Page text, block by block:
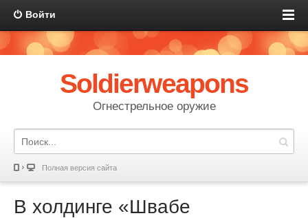
Войти
Soldierweapons
Огнестрельное оружие
Полная версия сайта
В холдинге «Швабе